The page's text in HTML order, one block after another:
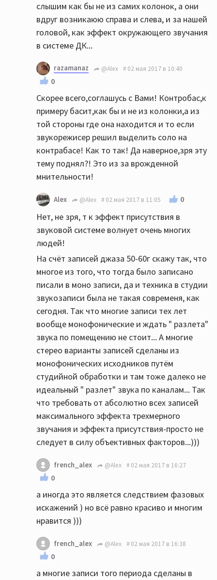
слышим как бы не из самих колонок, а они
вдруг возникаюю справа и слева, и за нашей
головой, как эффект окружающего звучания
в системе ДК...
razamanaz @Alex 02 мая 2017 в 10:40
0
Скорее всего,соглашусь с Вами! Контробас,к
примеру басит,как бы и не из колонки,а из
той стороны где она находится и то если
звукорежисер решил выделить соло на
контрабасе! Как то так! Да наверное,зря эту
тему поднял?! Это из за врожденной
мнительности!
Alex @Alex 02 мая 2017 в 11:05 0
Нет, не зря, т к эффект присутствия в
звуковой системе волнует очень многих
людей!
На счёт записей джаза 50-60г скажу так, что
многое из того, что тогда было записано
писали в моно записи, да и техника в студии
звукозаписи была не такая современя, как
сегодня. Так что многие записи тех лет
вообще монофонические и ждать " разлета"
звука по помещению не стоит... А многие
стерео варианты записей сделаны из
монофонических исходников путём
студийной обработки и там тоже далеко не
идеальный " разлет" звука по каналам... Так
что требовать от абсолютно всех записей
максимального эффекта трехмерного
звучания и эффекта присутствия-просто не
следует в силу объективных факторов...)))
french_alex @Alex 02 мая 2017 в 16:27
0
а иногда это является следствием фазовых
искажений ) но всё равно красиво и многим
нравится )))
french_alex @Alex 02 мая 2017 в 16:38
0
а многие записи того периода сделаны в